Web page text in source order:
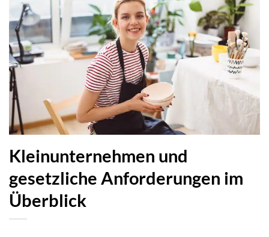
Kleinunternehmen und
gesetzliche Anforderungen im
Überblick